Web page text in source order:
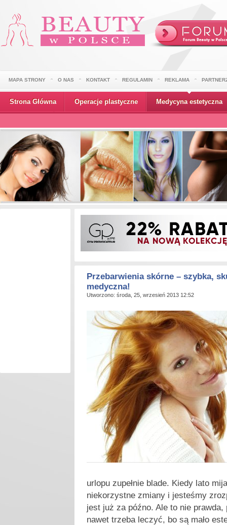
MAPA STRONY O NAS KONTAKT REGULAMIN REKLAMA
Strona Główna Operacje plastyczne Medycyna estetyczna
Przebarwienia skórne – szybka,
medyczna!
Utworzono: środa, 25, wrzesień 2013 12:52
urlopu zupełnie blade. Kiedy lato
niekorzystne zmiany i jesteśmy
jest już za późno. Ale to nie
nawet trzeba leczyć, bo są mało